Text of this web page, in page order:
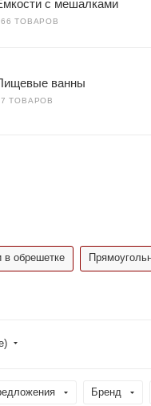
с мешалками
ТОВАРОВ
ванны
ТОВАРОВ
в обрешетке
Бренд